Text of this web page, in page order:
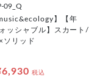
09_Q
】【年
ッシャブル】スカート/
ソリッド
税込